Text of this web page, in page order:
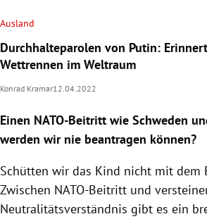
Ausland
Durchhalteparolen von Putin:
Wettrennen im Weltraum
Konrad Kramar12.04.2022
Einen NATO-Beitritt wie Schweden
werden wir nie beantragen können?
Schütten wir das Kind nicht mit dem
Zwischen NATO-Beitritt und
Neutralitätsverständnis gibt es ein